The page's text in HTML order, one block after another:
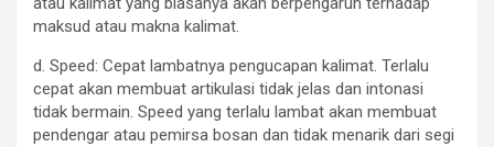
maksud atau makna kalimat.
d. Speed: Cepat lambatnya pengucapan kalimat. Terlalu
cepat akan membuat artikulasi tidak jelas dan intonasi
tidak bermain. Speed yang terlalu lambat akan membuat
pendengar atau pemirsa bosan dan tidak menarik dari segi